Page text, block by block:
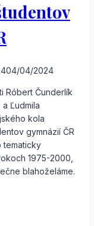
04/04/2024
Róbert Čunderlík
a Ľudmila
kola
gymnázií ČR
tematicky
1975-2000,
blahoželáme.